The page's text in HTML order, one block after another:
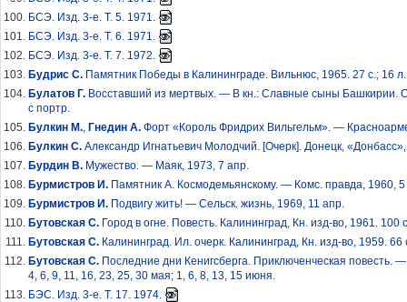
БСЭ. Изд. 3-е. Т. 5. 1971.
БСЭ. Изд. 3-е. Т. 6. 1971.
БСЭ. Изд. 3-е. Т. 7. 1972.
Будрис С. Памятник Победы в Калининграде. Вильнюс, 1965. 27 с.; 16
Булатов Г. Восставший из мертвых. — В кн.: Славные сыны Башкирии.
с портр.
Булкин М., Гнедин А. Форт «Король Фридрих Вильгельм». —
Булкин С. Александр Игнатьевич Молодчий. [Очерк]. Донецк,
Бурдин В. Мужество. — Маяк, 1973, 7 апр.
Бурмистров И. Памятник А. Космодемьянскому. — Комс. правда, 1960, 5
Бурмистров И. Подвигу жить! — Сельск. жизнь, 1969, 11 апр.
Бутовская С. Город в огне. Повесть. Калининград, Кн. изд-во, 1961. 100
Бутовская С. Калининград. Ил. очерк. Калининград, Кн. изд-во, 1959. 66
Бутовская С. Последние дни Кенигсберга. Приключенческая повесть.
4, 6, 9, 11, 16, 23, 25, 30 мая; 1, 6, 8, 13, 15 июня.
БЭС. Изд. 3-е. Т. 17. 1974.